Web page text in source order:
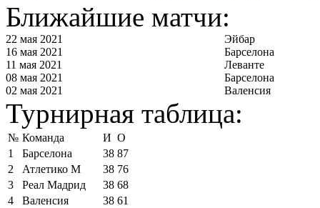
Ближайшие матчи:
22 мая 2021
Эйбар
16 мая 2021
Барселона
11 мая 2021
Леванте
08 мая 2021
Барселона
02 мая 2021
Валенсия
Турнирная таблица:
№ Команда И О
1
Барселона 38 87
2
Атлетико М 38 76
3
Реал Мадрид 38 68
4
Валенсия 38 61